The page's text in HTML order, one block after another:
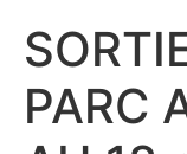
PARC